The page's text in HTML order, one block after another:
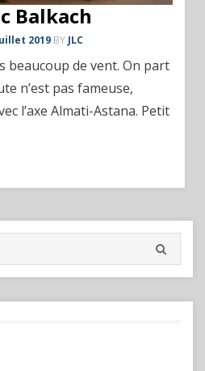
Balkach
2019 BY JLC
beaucoup de vent. On part
n’est pas fameuse,
l’axe Almati-Astana. Petit